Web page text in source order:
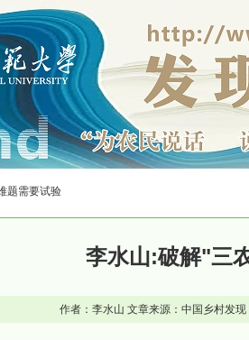
题需要试验
李水山:破解"三
作者：李水山 文章来源：中国乡村发